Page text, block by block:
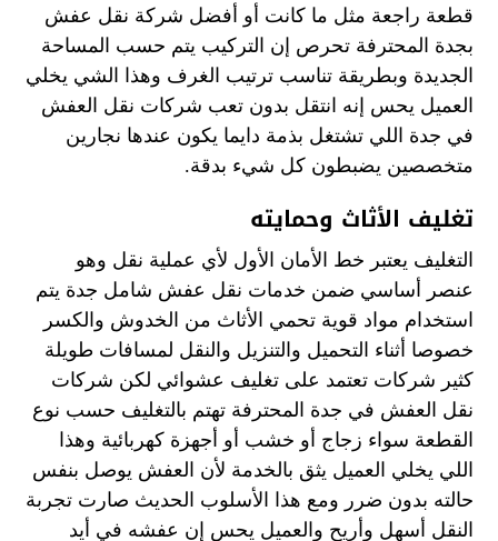
قطعة راجعة مثل ما كانت أو أفضل شركة نقل عفش
بجدة المحترفة تحرص إن التركيب يتم حسب المساحة
الجديدة وبطريقة تناسب ترتيب الغرف وهذا الشي يخلي
العميل يحس إنه انتقل بدون تعب شركات نقل العفش
في جدة اللي تشتغل بذمة دايما يكون عندها نجارين
متخصصين يضبطون كل شيء بدقة.
تغليف الأثاث وحمايته
التغليف يعتبر خط الأمان الأول لأي عملية نقل وهو
عنصر أساسي ضمن خدمات نقل عفش شامل جدة يتم
استخدام مواد قوية تحمي الأثاث من الخدوش والكسر
خصوصا أثناء التحميل والتنزيل والنقل لمسافات طويلة
كثير شركات تعتمد على تغليف عشوائي لكن شركات
نقل العفش في جدة المحترفة تهتم بالتغليف حسب نوع
القطعة سواء زجاج أو خشب أو أجهزة كهربائية وهذا
اللي يخلي العميل يثق بالخدمة لأن العفش يوصل بنفس
حالته بدون ضرر ومع هذا الأسلوب الحديث صارت تجربة
النقل أسهل وأريح والعميل يحس إن عفشه في أيد